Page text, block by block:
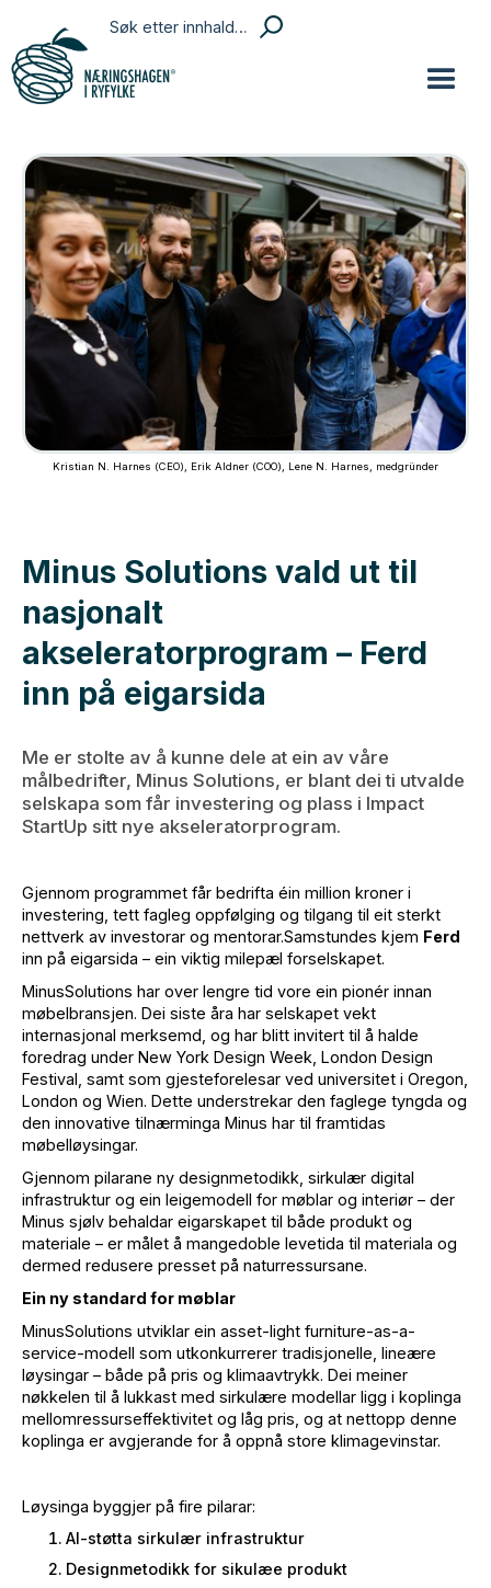
Kristian N. Harnes (CEO), Erik Aldner (COO), Lene N. Harnes, medgründer
Minus Solutions vald ut til
nasjonalt
akseleratorprogram – Ferd
inn på eigarsida
Me er stolte av å kunne dele at ein av våre
målbedrifter, Minus Solutions, er blant dei ti utvalde
selskapa som får investering og plass i Impact
StartUp sitt nye akseleratorprogram.
Gjennom programmet får bedrifta éin million kroner i
investering, tett fagleg oppfølging og tilgang til eit sterkt
nettverk av investorar og mentorar.Samstundes kjem Ferd
inn på eigarsida – ein viktig milepæl forselskapet.
MinusSolutions har over lengre tid vore ein pionér innan
møbelbransjen. Dei siste åra har selskapet vekt
internasjonal merksemd, og har blitt invitert til å halde
foredrag under New York Design Week, London Design
Festival, samt som gjesteforelesar ved universitet i Oregon,
London og Wien. Dette understrekar den faglege tyngda og
den innovative tilnærminga Minus har til framtidas
møbelløysingar.
Gjennom pilarane ny designmetodikk, sirkulær digital
infrastruktur og ein leigemodell for møblar og interiør – der
Minus sjølv behaldar eigarskapet til både produkt og
materiale – er målet å mangedoble levetida til materiala og
dermed redusere presset på naturressursane.
Ein ny standard for møblar
MinusSolutions utviklar ein asset-light furniture-as-a-
service-modell som utkonkurrerer tradisjonelle, lineære
løysingar – både på pris og klimaavtrykk. Dei meiner
nøkkelen til å lukkast med sirkulære modellar ligg i koplinga
mellomressurseffektivitet og låg pris, og at nettopp denne
koplinga er avgjerande for å oppnå store klimagevinstar.
Løysinga byggjer på fire pilarar:
AI-støtta sirkulær infrastruktur
Designmetodikk for sikulæe produkt